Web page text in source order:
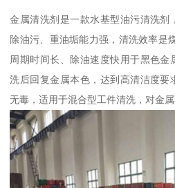
金属清洗剂是一款水基型油污清洗剂
除油污、重油垢能力强，清洗效率是
周期时间长、除油速度快用于黑色金
洗后回复金属本色，达到高清洁度要
无毒，适用于混合型工件清洗，对金属